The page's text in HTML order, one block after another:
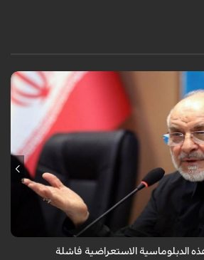
الإيراني أن التصريحات الاستعراضية
تُجدي نفعاً، واصفاً إياها بالدبلوماسية الفاشلة.
الدبلوماسية الاستعراضية فاشلة